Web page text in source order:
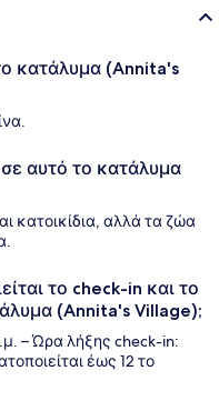
κατάλυμα (Annita's
σε αυτό το κατάλυμα
κατοικίδια, αλλά τα ζώα
το check-in και το
(Annita's Village);
– Ώρα λήξης check-in:
έως 12 το